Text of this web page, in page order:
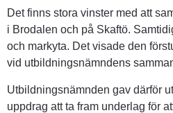
Det finns stora vinster med att
i Brodalen och på Skaftö.
och markyta. Det visade den
vid utbildningsnämndens
Utbildningsnämnden gav därför
uppdrag att ta fram underlag för